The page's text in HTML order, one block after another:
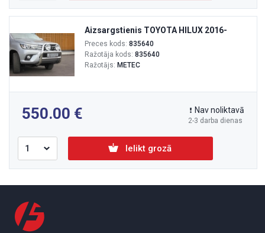
Aizsargstienis TOYOTA HILUX 2016-
Preces kods: 835640
Ražotāja kods: 835640
Ražotājs: METEC
550.00 2-3 darba dienas
Nav noliktavā
Ielikt grozā